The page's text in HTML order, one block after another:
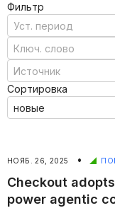
Фильтр
Сортировка
НОЯБ. 26, 2025 •
Checkout
power agentic